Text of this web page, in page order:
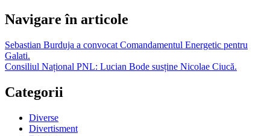
Navigare în articole
Sebastian Burduja a convocat Comandamentul Energetic pentru
Galati.
Consiliul Național PNL: Lucian Bode susține Nicolae Ciucă.
Categorii
Diverse
Divertisment